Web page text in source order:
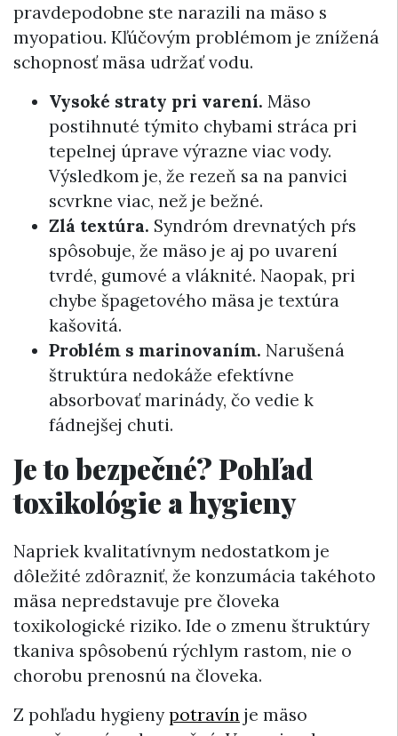
pravdepodobne ste narazili na mäso s
myopatiou. Kľúčovým problémom je znížená
schopnosť mäsa udržať vodu.
Vysoké straty pri varení. Mäso
postihnuté týmito chybami stráca pri
tepelnej úprave výrazne viac vody.
Výsledkom je, že rezeň sa na panvici
scvrkne viac, než je bežné.
Zlá textúra. Syndróm drevnatých pŕs
spôsobuje, že mäso je aj po uvarení
tvrdé, gumové a vláknité. Naopak, pri
chybe špagetového mäsa je textúra
kašovitá.
Problém s marinovaním. Narušená
štruktúra nedokáže efektívne
absorbovať marinády, čo vedie k
fádnejšej chuti.
Je to bezpečné? Pohľad
toxikológie a hygieny
Napriek kvalitatívnym nedostatkom je
dôležité zdôrazniť, že konzumácia takéhoto
mäsa nepredstavuje pre človeka
toxikologické riziko. Ide o zmenu štruktúry
tkaniva spôsobenú rýchlym rastom, nie o
chorobu prenosnú na človeka.
Z pohľadu hygienypotravín je mäso